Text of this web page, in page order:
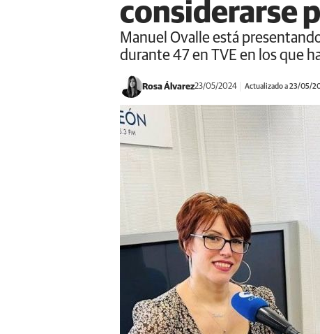
considerarse
Manuel Ovalle está
durante 47 en TVE en los que
Rosa Álvarez23/05/2024 Actualizado a 23/05/